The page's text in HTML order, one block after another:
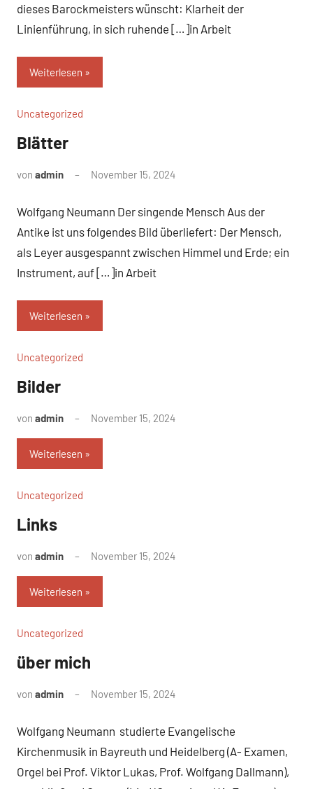
dieses Barockmeisters wünscht: Klarheit der
Linienführung, in sich ruhende […]in Arbeit
Weiterlesen
Uncategorized
Blätter
von admin November 15, 2024
Wolfgang Neumann Der singende Mensch Aus der
Antike ist uns folgendes Bild überliefert: Der Mensch,
als Leyer ausgespannt zwischen Himmel und Erde; ein
Instrument, auf […]in Arbeit
Weiterlesen
Uncategorized
Bilder
von admin November 15, 2024
Weiterlesen
Uncategorized
Links
von admin November 15, 2024
Weiterlesen
Uncategorized
über mich
von admin November 15, 2024
Wolfgang Neumann studierte Evangelische
Kirchenmusik in Bayreuth und Heidelberg (A- Examen,
Orgel bei Prof. Viktor Lukas, Prof. Wolfgang Dallmann),